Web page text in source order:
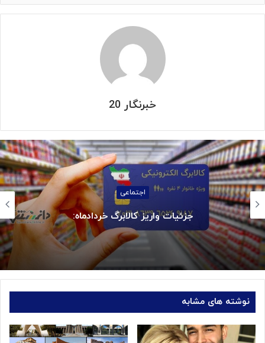
خبرنگار 20
استانها
بازگشت سه سکوی پارس جنوبی به مدار
نوشته های مشابه